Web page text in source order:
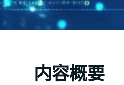
内容概要